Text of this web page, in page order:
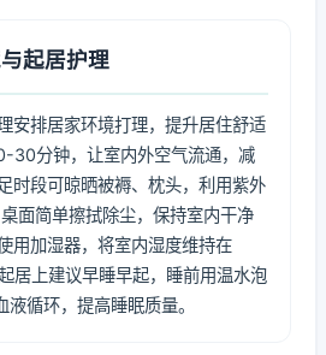
起居护理
安排居家环境打理，提升居住舒适
30分钟，让室内外空气流通，减
时段可晾晒被褥、枕头，利用紫外
面简单擦拭除尘，保持室内干净
用加湿器，将室内湿度维持在
居上建议早睡早起，睡前用温水泡
循环，提高睡眠质量。